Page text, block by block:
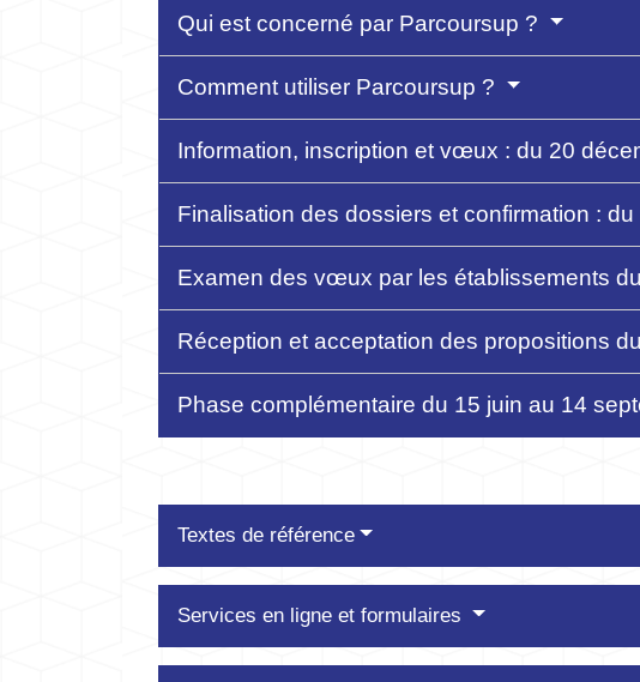
Qui est concerné par Parcoursup ?
Comment utiliser Parcoursup ?
Information, inscription et vœux : du 20
Finalisation des dossiers et confirmation :
Examen des vœux par les établissements
Réception et acceptation des propositions
Phase complémentaire du 15 juin au 14
Textes de référence
Services en ligne et formulaires